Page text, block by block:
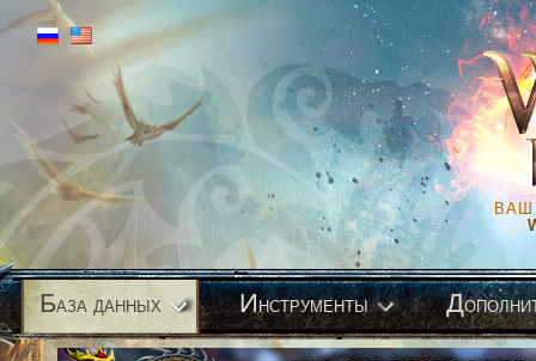
ВАШ
База данных Инструменты Д